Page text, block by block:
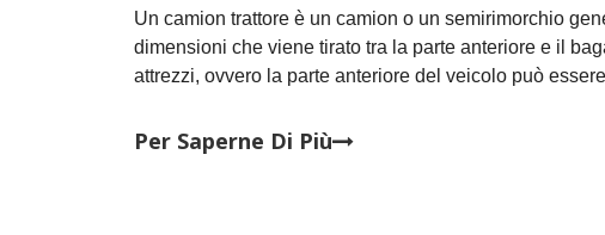
Un camion trattore è un camion o un semirimorchio
dimensioni che viene tirato tra la parte anteriore e il
attrezzi, ovvero la parte anteriore del veicolo può
tirato dal fronte originale da altri fronti.Quindi, come
Per Saperne Di Più